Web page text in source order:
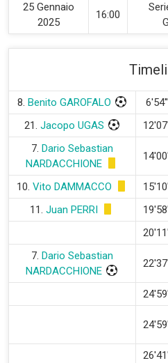
25 Gennaio
2025
16:00
8. Benito GAROFALO
6'54''
21. Jacopo UGAS
7. Dario Sebastian
NARDACCHIONE
10. Vito DAMMACCO
11. Juan PERRI
7. Dario Sebastian
NARDACCHIONE